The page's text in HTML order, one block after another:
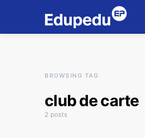
BROWSING TAG
club de carte
2 posts